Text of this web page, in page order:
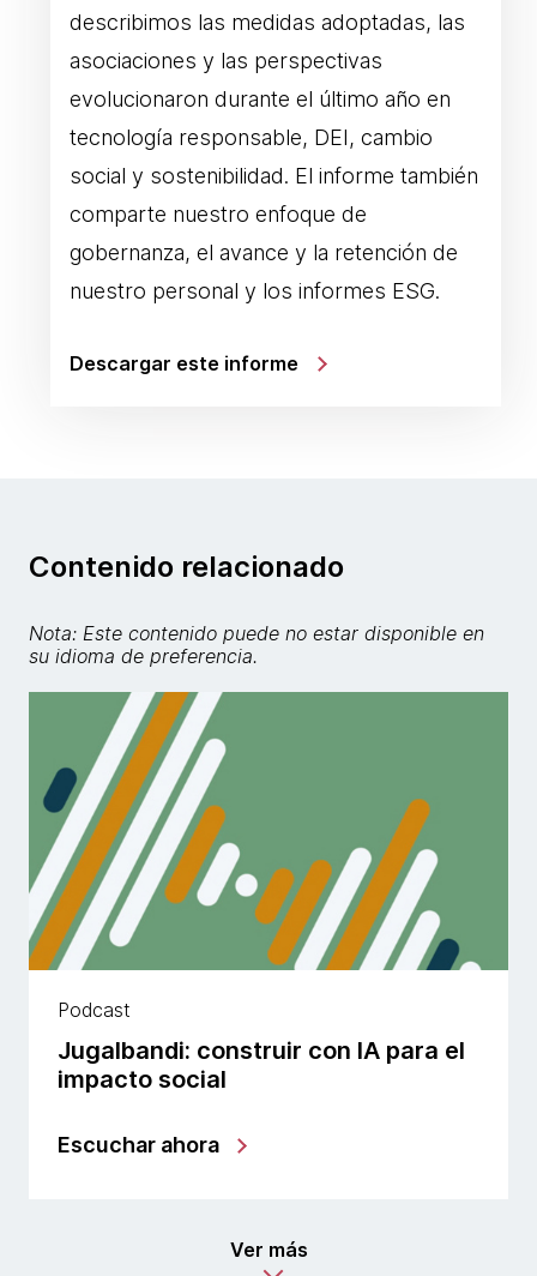
describimos las medidas adoptadas, las
asociaciones y las perspectivas
evolucionaron durante el último año en
tecnología responsable, DEI, cambio
social y sostenibilidad. El informe también
comparte nuestro enfoque de
gobernanza, el avance y la retención de
nuestro personal y los informes ESG.
Descargar este informe
Contenido relacionado
Nota: Este contenido puede no estar disponible en
su idioma de preferencia.
Podcast
Jugalbandi: construir con IA para el
impacto social
Escuchar ahora
Ver más